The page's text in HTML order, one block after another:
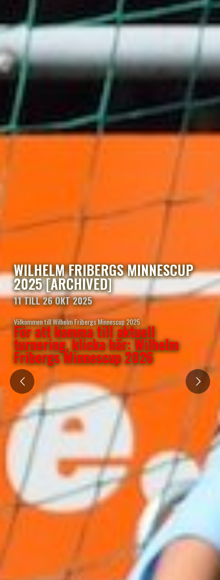
WILHELM FRIBERGS MINNESCUP
2025 [ARCHIVED]
11 TILL 26 OKT 2025
Välkommen till Wilhelm Fribergs Minnescup 2025
För att komma till aktuell
turnering, klicka här: Wilhelm
Fribergs Minnescup 2026